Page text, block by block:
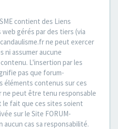
contient des Liens
gérés par des tiers (via
ne peut exercer
ni assumer aucune
L'insertion par les
pas que forum-
éléments contenus sur ces
ne peut être tenu responsable
fait que ces sites soient
sur le Site FORUM-
aucun cas sa responsabilité.